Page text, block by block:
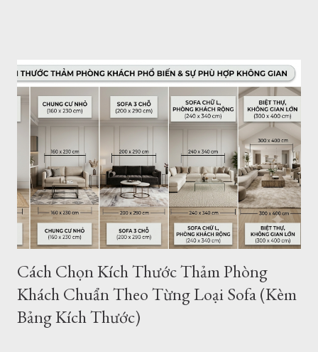
Giao hàng - Thanh toán - Bảo Hành.. Địa chỉ mua thảm trải
sàn ở TPHCM - Hà Nội Giới thiệu thảm trải sàn - thảm trang trí
của Thảm Đẹp. Thảm Đẹp Sài Gòn là đơn vị phân phối thảm
Thổ Nhĩ Kỳ với kho hàng - cửa hàng thảm ở TPHCM và Hà
Nội. Với hơn ngàn mẫu thảm trang trí phòng khách, phòng
ngủ... Kích thước, tiêu chuẩn của Châu Âu. Toàn bộ sản phẩm
được đặt hàng theo yêu cầu của chúng tôi và nhập khẩu trực
tiếp về Việt Nam. Vì vậy bạn có thể tìm thấy cho mình một
mẫu...
Cách Chọn Kích Thước Thảm Phòng
Khách Chuẩn Theo Từng Loại Sofa (Kèm
Bảng Kích Thước)